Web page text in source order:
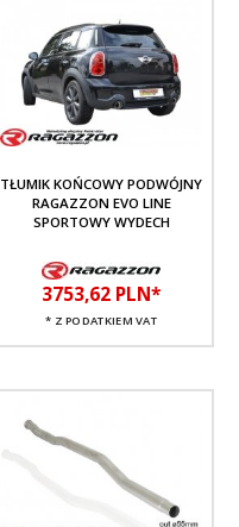
TŁUMIK KOŃCOWY PODWÓJNY
RAGAZZON EVO LINE
SPORTOWY WYDECH
3753,62 PLN*
* Z PODATKIEM VAT